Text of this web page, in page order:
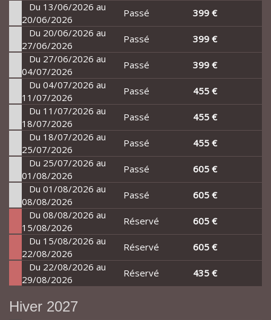
Du 13/06/2026 au
20/06/2026
Passé
399 €
Du 20/06/2026 au
27/06/2026
Passé
399 €
Du 27/06/2026 au
04/07/2026
Passé
399 €
Du 04/07/2026 au
11/07/2026
Passé
455 €
Du 11/07/2026 au
18/07/2026
Passé
455 €
Du 18/07/2026 au
25/07/2026
Passé
455 €
Du 25/07/2026 au
01/08/2026
Passé
605 €
Du 01/08/2026 au
08/08/2026
Passé
605 €
Du 08/08/2026 au
15/08/2026
Réservé
605 €
Du 15/08/2026 au
22/08/2026
Réservé
605 €
Du 22/08/2026 au
29/08/2026
Réservé 435 €
Hiver 2027